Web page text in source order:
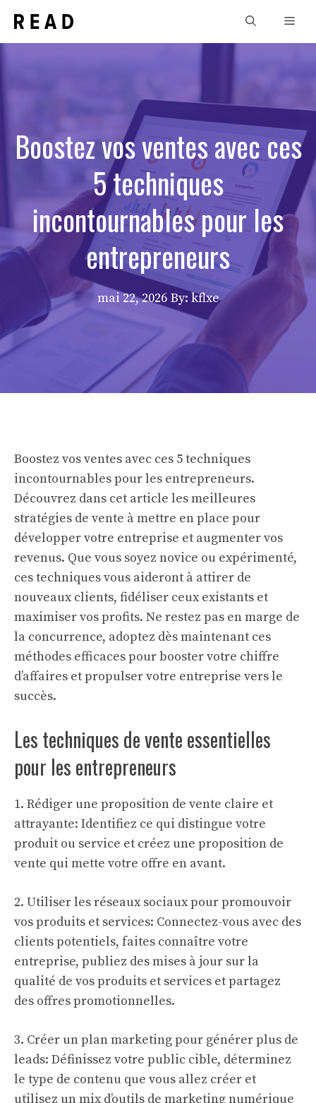
contenu
Boostez vos ventes avec ces
5 techniques
incontournables pour les
entrepreneurs
mai 22, 2026 By: kflxe
Boostez vos ventes avec ces 5 techniques
incontournables pour les entrepreneurs.
Découvrez dans cet article les meilleures
stratégies de vente à mettre en place pour
développer votre entreprise et augmenter vos
revenus. Que vous soyez novice ou expérimenté,
ces techniques vous aideront à attirer de
nouveaux clients, fidéliser ceux existants et
maximiser vos profits. Ne restez pas en marge de
la concurrence, adoptez dès maintenant ces
méthodes efficaces pour booster votre chiffre
d’affaires et propulser votre entreprise vers le
succès.
Les techniques de vente essentielles
pour les entrepreneurs
1. Rédiger une proposition de vente claire et
attrayante: Identifiez ce qui distingue votre
produit ou service et créez une proposition de
vente qui mette votre offre en avant.
2. Utiliser les réseaux sociaux pour promouvoir
vos produits et services: Connectez-vous avec des
clients potentiels, faites connaître votre
entreprise, publiez des mises à jour sur la
qualité de vos produits et services et partagez
des offres promotionnelles.
3. Créer un plan marketing pour générer plus de
leads: Définissez votre public cible, déterminez
le type de contenu que vous allez créer et
utilisez un mix d’outils de marketing numérique